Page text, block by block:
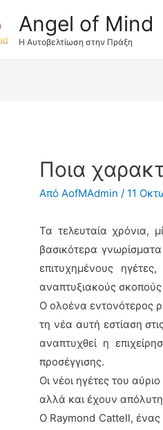
Angel of Mind
Η Αυτοβελτίωση στην Πράξη
Ποια
Από AofMAdmin / 11
Τα τελευταία χρόνια,
βασικότερα
επιτυχημένους
αναπτυξιακούς σκοπούς
Ο ολοένα εντονότερος
τη νέα αυτή εστίαση
αναπτυχθεί η
προσέγγισης.
Οι νέοι ηγέτες του
αλλά και έχουν
Ο Raymond Cattell, ένας